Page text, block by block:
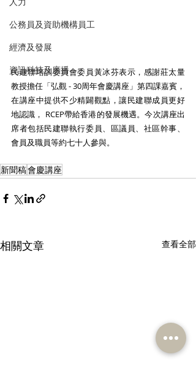
公務員及資助機構員工
經濟及發展
資訊科技及廣播
民建聯培訓委員會委員黃冰芬表示，感謝莊太量
教授擔任「弘觀 - 30周年會慶講座」第四課嘉賓，
在講座中提供不少精闢觀點，讓民建聯成員更好
地認識， RCEP帶給香港的發展機遇。今次講座出
席者包括民建聯執行委員、區議員、社區幹事、
會員及職員等約七十人參與。
新聞稿會慶講座
相關文章 查看全部